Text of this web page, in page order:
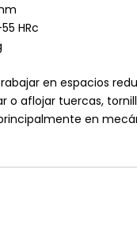
HRc
en espacios
o aflojar tuercas,
en